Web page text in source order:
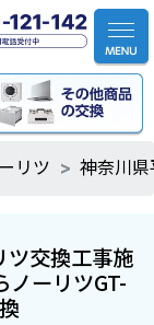
リツ 神奈川
ツ交換工事施
ノーリツGT-